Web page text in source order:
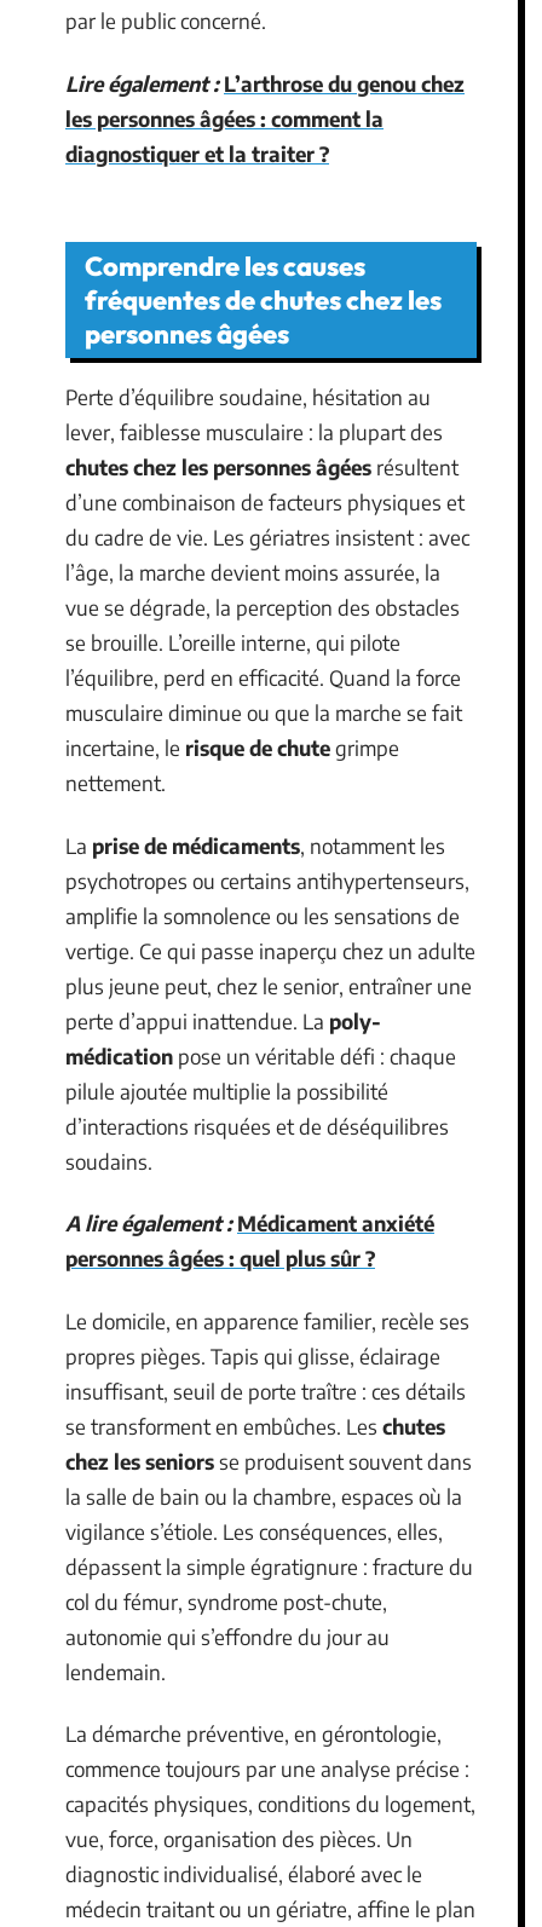
par le public concerné.
Lire également : L’arthrose du genou chez
les personnes âgées : comment la
diagnostiquer et la traiter ?
Comprendre les causes
fréquentes de chutes chez les
personnes âgées
Perte d’équilibre soudaine, hésitation au
lever, faiblesse musculaire : la plupart des
chutes chez les personnes âgées résultent
d’une combinaison de facteurs physiques et
du cadre de vie. Les gériatres insistent : avec
l’âge, la marche devient moins assurée, la
vue se dégrade, la perception des obstacles
se brouille. L’oreille interne, qui pilote
l’équilibre, perd en efficacité. Quand la force
musculaire diminue ou que la marche se fait
incertaine, le risque de chutegrimpe
nettement.
La prise de médicaments, notamment les
psychotropes ou certains antihypertenseurs,
amplifie la somnolence ou les sensations de
vertige. Ce qui passe inaperçu chez un adulte
plus jeune peut, chez le senior, entraîner une
perte d’appui inattendue. La poly-
médication pose un véritable défi : chaque
pilule ajoutée multiplie la possibilité
d’interactions risquées et de déséquilibres
soudains.
A lire également : Médicament anxiété
personnes âgées : quel plus sûr ?
Le domicile, en apparence familier, recèle ses
propres pièges. Tapis qui glisse, éclairage
insuffisant, seuil de porte traître : ces détails
se transforment en embûches. Les chutes
chez les seniorsse produisent souvent dans
la salle de bain ou la chambre, espaces où la
vigilance s’étiole. Les conséquences, elles,
dépassent la simple égratignure : fracture du
col du fémur, syndrome post-chute,
autonomie qui s’effondre du jour au
lendemain.
La démarche préventive, en gérontologie,
commence toujours par une analyse précise :
capacités physiques, conditions du logement,
vue, force, organisation des pièces. Un
diagnostic individualisé, élaboré avec le
médecin traitant ou un gériatre, affine le plan